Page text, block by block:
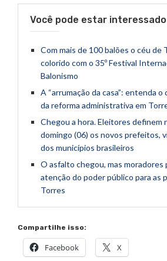
Você pode estar interessado
Com mais de 100 balões o céu de
colorido com o 35º Festival
Balonismo
A “arrumação da casa”: entenda
da reforma administrativa em
Chegou a hora. Eleitores definem
domingo (06) os novos prefeitos,
dos municípios brasileiros
O asfalto chegou, mas moradores
atenção do poder público para as
Torres
Compartilhe isso:
Facebook X